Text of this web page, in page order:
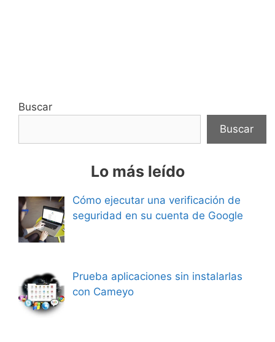
Buscar
Buscar
Lo más leído
Cómo ejecutar una verificación de
seguridad en su cuenta de Google
Prueba aplicaciones sin instalarlas
con Cameyo